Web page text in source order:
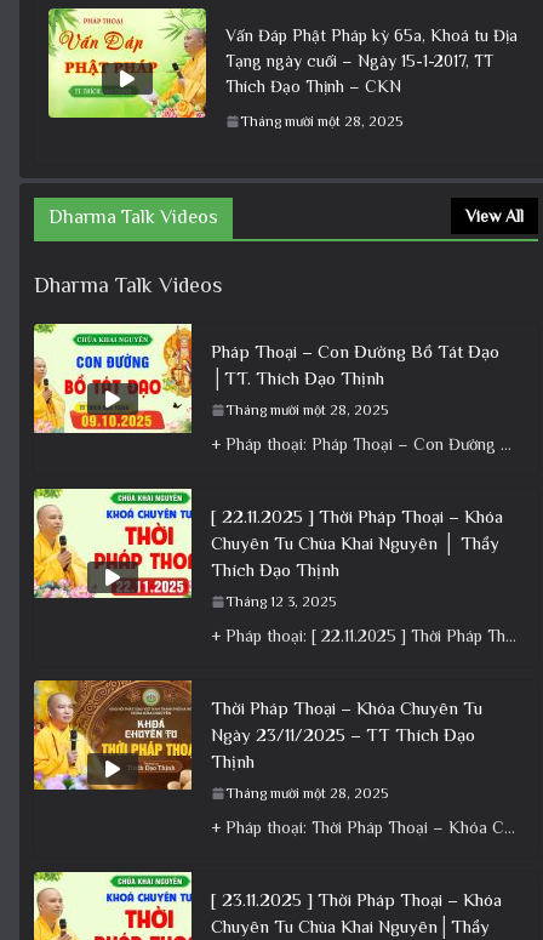
Vấn Đáp Phật Pháp kỳ 65a, Khoá tu Địa
Tạng ngày cuối – Ngày 15-1-2017, TT
Thích Đạo Thịnh – CKN
Tháng mười một 28, 2025
Dharma Talk Videos View All
Dharma Talk Videos
Pháp Thoại – Con Đường Bồ Tát Đạo
│TT. Thích Đạo Thịnh
Tháng mười một 28, 2025
+ Pháp thoại: Pháp Thoại – Con Đường Bồ Tát Đạo │TT. Thích Đạo Thịnh + Album: Pháp Thoại +
[ 22.11.2025 ] Thời Pháp Thoại – Khóa
Chuyên Tu Chùa Khai Nguyên │ Thầy
Thích Đạo Thịnh
Tháng 12 3, 2025
+ Pháp thoại: [ 22.11.2025 ] Thời Pháp Thoại – Khóa Chuyên Tu Chùa Khai Nguyên │ Thầy Thích Đạo
Thời Pháp Thoại – Khóa Chuyên Tu
Ngày 23/11/2025 – TT Thích Đạo
Thịnh
Tháng mười một 28, 2025
+ Pháp thoại: Thời Pháp Thoại – Khóa Chuyên Tu Ngày 23/11/2025 – TT Thích Đạo Thịnh + Album: Pháp
[ 23.11.2025 ] Thời Pháp Thoại – Khóa
Chuyên Tu Chùa Khai Nguyên│Thầy